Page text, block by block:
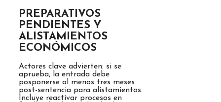
PREPARATIVOS
PENDIENTES Y
ALISTAMIENTOS
ECONÓMICOS
Actores clave advierten: si se
aprueba, la entrada debe
posponerse al menos tres meses
post-sentencia para alistamientos.
Incluye reactivar procesos en